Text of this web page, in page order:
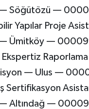
Söğütözü —
Yapılar Proje
Ümitköy —
— Ulus —
Sertifikasyon
Altındağ —